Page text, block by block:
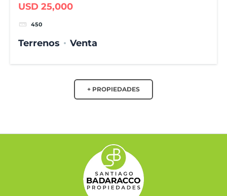
USD 25,000
450
Terrenos Venta
+ PROPIEDADES